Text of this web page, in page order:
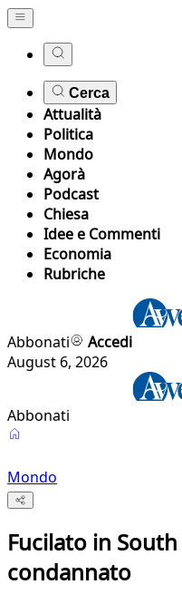
Cerca
Attualità
Politica
Mondo
Agorà
Podcast
Chiesa
Idee e Commenti
Economia
Rubriche
Abbonati
Accedi
August 6, 2026
Abbonati
Mondo
Fucilato in
condannato